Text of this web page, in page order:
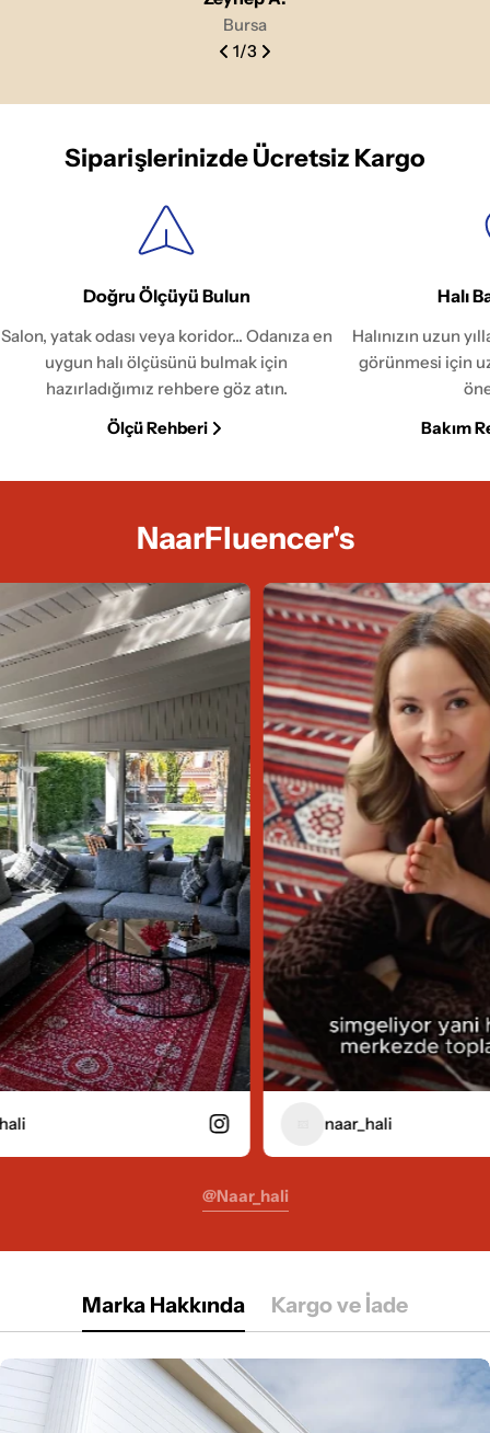
Bursa
1/3
Siparişlerinizde Ücretsiz Kargo
Doğru Ölçüyü Bulun
Salon, yatak odası veya koridor... Odanıza en
uygun halı ölçüsünü bulmak için
hazırladığımız rehbere göz atın.
Ölçü Rehberi
Halı
Halınızın uzun
görünmesi için
Bakım
NaarFluencer's
naar_hali
@naar_hali
Marka Hakkında Kargo ve İade